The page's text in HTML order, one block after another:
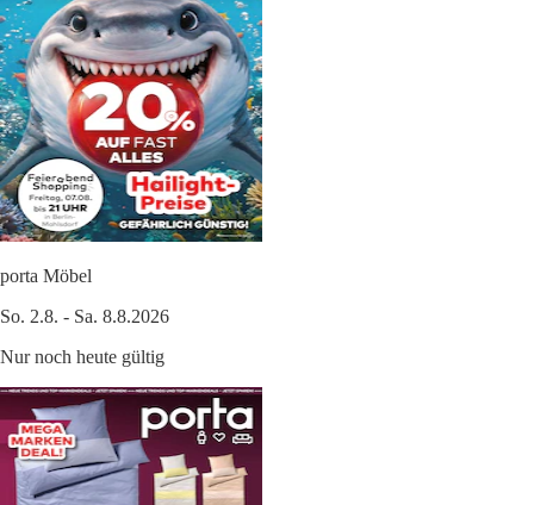
porta Möbel
So. 2.8. - Sa. 8.8.2026
Nur noch heute gültig